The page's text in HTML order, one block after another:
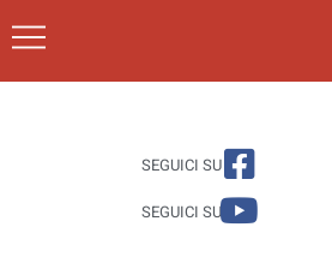
SEGUICI SU
SEGUICI SU